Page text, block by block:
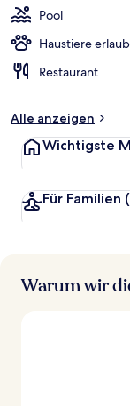
Pool
Haustiere
Restaurant
Alle anzeigen
Wichtigste
Für Familien
Warum wir